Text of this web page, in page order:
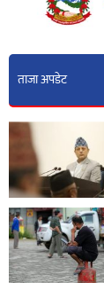
ताजा अपडेट